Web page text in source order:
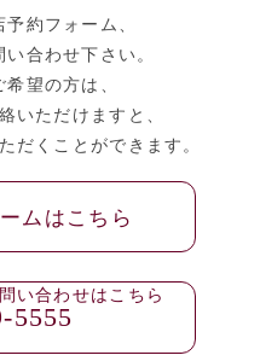
約フォーム、
合わせ下さい。
望の方は、
いただけますと、
だくことができます。
ムはこちら
い合わせはこちら
5555